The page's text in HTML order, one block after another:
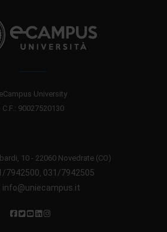
eCampus University
C.F.: 90027520130
10 - 22060 Novedrate (CO)
7942500, 031/7942505
info@uniecampus.it